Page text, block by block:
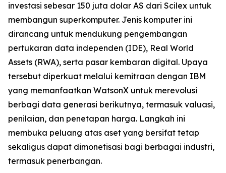
investasi sebesar 150 juta dolar AS dari Scilex untuk
membangun superkomputer. Jenis komputer ini
dirancang untuk mendukung pengembangan
pertukaran data independen (IDE), Real World
Assets (RWA), serta pasar kembaran digital. Upaya
tersebut diperkuat melalui kemitraan dengan IBM
yang memanfaatkan WatsonX untuk merevolusi
berbagi data generasi berikutnya, termasuk valuasi,
penilaian, dan penetapan harga. Langkah ini
membuka peluang atas aset yang bersifat tetap
sekaligus dapat dimonetisasi bagi berbagai industri,
termasuk penerbangan.